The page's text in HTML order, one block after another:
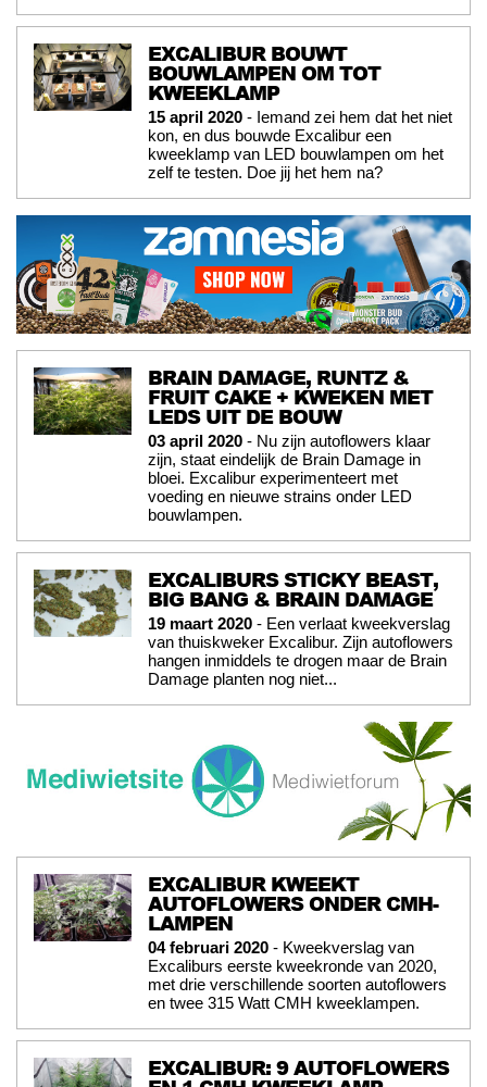
EXCALIBUR BOUWT
BOUWLAMPEN OM TOT
KWEEKLAMP
15 april 2020 - Iemand zei hem dat het niet
kon, en dus bouwde Excalibur een
kweeklamp van LED bouwlampen om het
zelf te testen. Doe jij het hem na?
BRAIN DAMAGE, RUNTZ &
FRUIT CAKE + KWEKEN MET
LEDS UIT DE BOUW
03 april 2020 - Nu zijn autoflowers klaar
zijn, staat eindelijk de Brain Damage in
bloei. Excalibur experimenteert met
voeding en nieuwe strains onder LED
bouwlampen.
EXCALIBURS STICKY BEAST,
BIG BANG & BRAIN DAMAGE
19 maart 2020 - Een verlaat kweekverslag
van thuiskweker Excalibur. Zijn autoflowers
hangen inmiddels te drogen maar de Brain
Damage planten nog niet...
EXCALIBUR KWEEKT
AUTOFLOWERS ONDER CMH-
LAMPEN
04 februari 2020 - Kweekverslag van
Excaliburs eerste kweekronde van 2020,
met drie verschillende soorten autoflowers
en twee 315 Watt CMH kweeklampen.
EXCALIBUR: 9 AUTOFLOWERS